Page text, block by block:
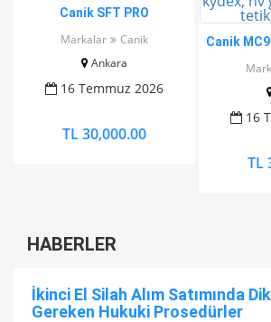
Canik SFT PRO
Markalar
Canik
Ankara
16 Temmuz 2026
TL 30,000.00
Canik
16
TL
HABERLER
İkinci El Silah Alım Satımında
Gereken Hukuki Prosedürler